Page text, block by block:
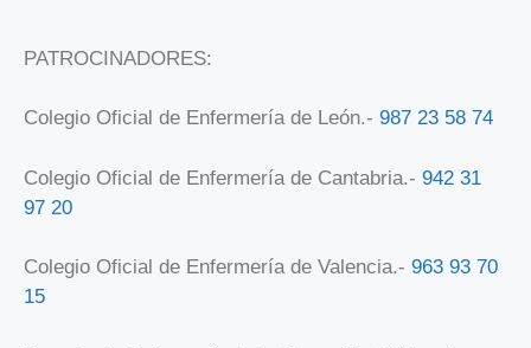
PATROCINADORES:
Colegio Oficial de Enfermería de León.- 987 23 58 74
Colegio Oficial de Enfermería de Cantabria.- 942 31
97 20
Colegio Oficial de Enfermería de Valencia.- 963 93 70
15